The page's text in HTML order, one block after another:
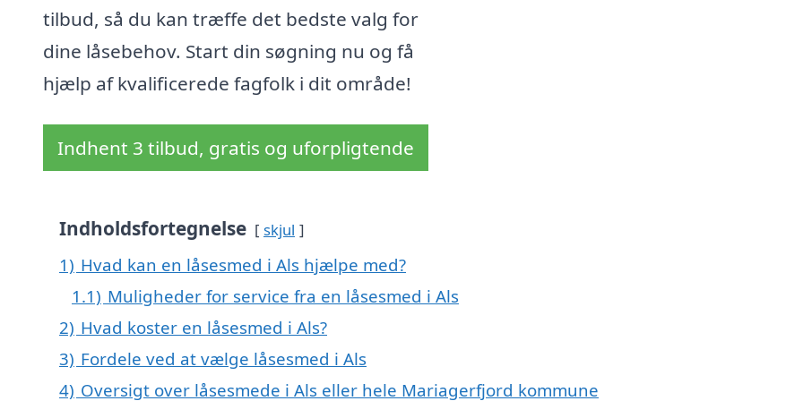
tilbud, så du kan træffe det bedste valg for
dine låsebehov. Start din søgning nu og få
hjælp af kvalificerede fagfolk i dit område!
Indhent 3 tilbud, gratis og uforpligtende
Indholdsfortegnelse skjul
1) Hvad kan en låsesmed i Als hjælpe med?
1.1) Muligheder for service fra en låsesmed i Als
2) Hvad koster en låsesmed i Als?
3) Fordele ved at vælge låsesmed i Als
4) Oversigt over låsesmede i Als eller hele Mariagerfjord kommune